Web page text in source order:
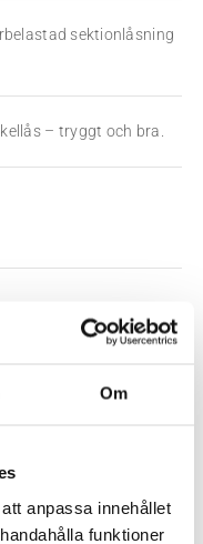
Om
anpassa innehållet
funktioner
sektionlåsning
– tryggt och bra.